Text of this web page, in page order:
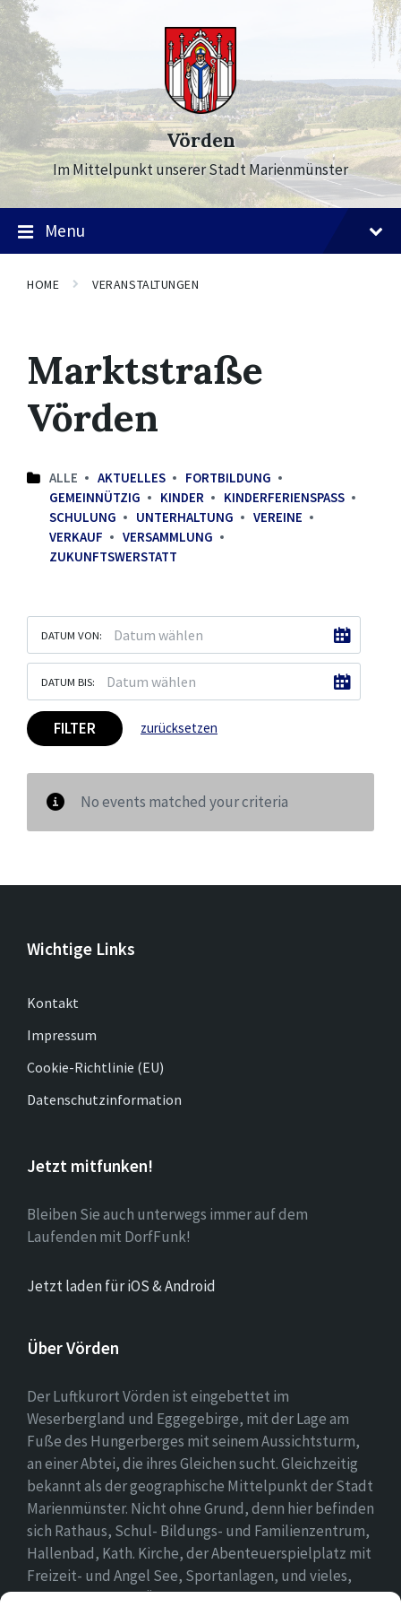
Skip
to
content
Skip
to
main
navigation
Skip
to
footer
Vörden
Im Mittelpunkt unserer Stadt Marienmünster
Menu
HOME VERANSTALTUNGEN
Marktstraße
Vörden
ALLE AKTUELLES
FORTBILDUNG
GEMEINNÜTZIG
KINDER
KINDERFERIENSPASS
SCHULUNG
UNTERHALTUNG
VEREINE
VERKAUF
VERSAMMLUNG
ZUKUNFTSWERSTATT
DATUM VON:
DATUM BIS:
FILTER zurücksetzen
No events matched your criteria
Wichtige Links
Kontakt
Impressum
Cookie-Richtlinie (EU)
Datenschutzinformation
Jetzt mitfunken!
Bleiben Sie auch unterwegs immer auf dem
Laufenden mit DorfFunk!
Jetzt laden für iOS & Android
Über Vörden
Der Luftkurort Vörden ist eingebettet im
Weserbergland und Eggegebirge, mit der Lage am
Fuße des Hungerberges mit seinem Aussichtsturm,
an einer Abtei, die ihres Gleichen sucht. Gleichzeitig
bekannt als der geographische Mittelpunkt der Stadt
Marienmünster. Nicht ohne Grund, denn hier befinden
sich Rathaus, Schul- Bildungs- und Familienzentrum,
Hallenbad, Kath. Kirche, der Abenteuerspielplatz mit
Freizeit- und Angel See, Sportanlagen, und vieles,
vieles mehr. Einen Überblick findet ihr hier auf